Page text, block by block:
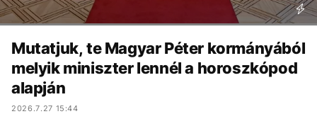
Mutatjuk, te Magyar Péter kormányából
melyik miniszter lennél a horoszkópod
alapján
2026.7.27 15:44